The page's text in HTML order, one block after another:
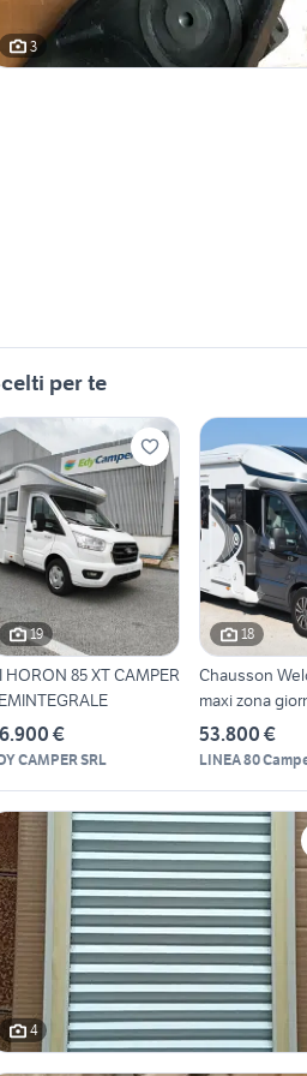
3
per te
19
HORON 85 XT CAMPER
€
CAMPER SRL
18
Chausson
maxi zona
53.800 €
LINEA 80
4